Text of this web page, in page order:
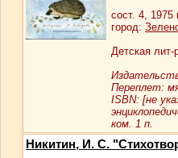
сост. 4, 1975
город:
Детская лит-
Переплет:
ISBN: [не
ком. 1 п.
Никитин, И. С.